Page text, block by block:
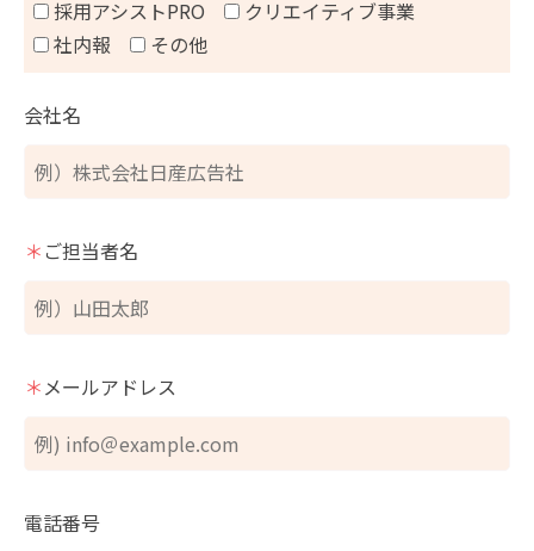
採用アシストPRO
クリエイティブ事業
社内報
その他
会社名
＊ ご担当者名
＊メールアドレス
電話番号